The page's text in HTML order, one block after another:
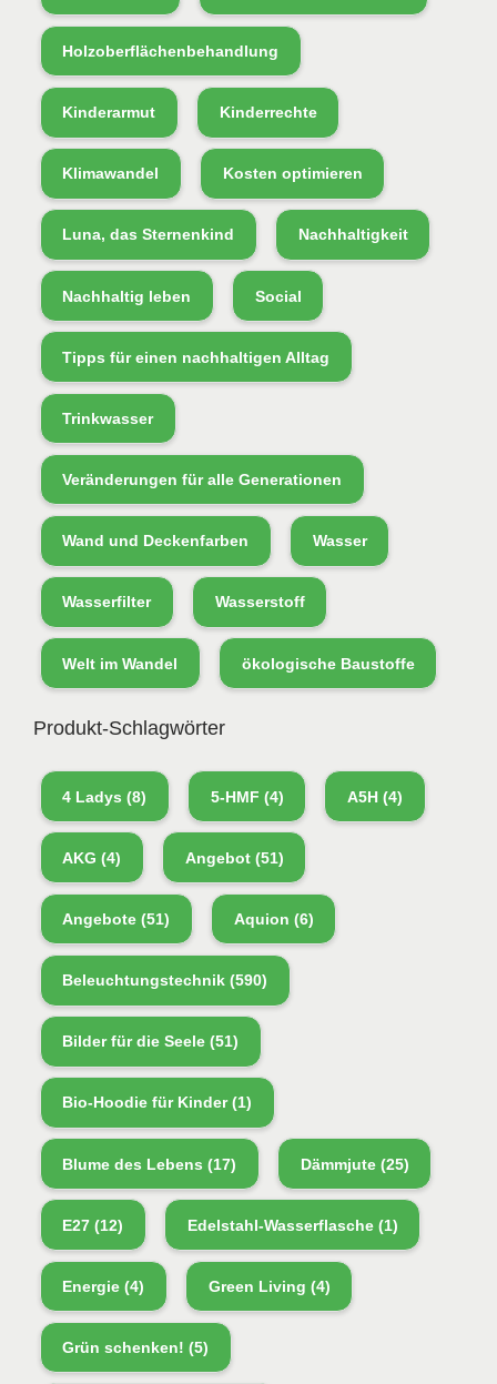
Holzoberflächenbehandlung
Kinderarmut Kinderrechte
Klimawandel Kosten optimieren
Luna, das Sternenkind Nachhaltigkeit
Nachhaltig leben Social
Tipps für einen nachhaltigen Alltag
Trinkwasser
Veränderungen für alle Generationen
Wand und Deckenfarben Wasser
Wasserfilter Wasserstoff
Welt im Wandel ökologische Baustoffe
Produkt-Schlagwörter
4 Ladys (8) 5-HMF (4) A5H(4)
AKG (4) Angebot(51)
Angebote (51) Aquion (6)
Beleuchtungstechnik (590)
Bilder für die Seele (51)
Bio-Hoodie für Kinder(1)
Blume des Lebens (17) Dämmjute(25)
E27 (12) Edelstahl-Wasserflasche(1)
Energie (4) Green Living (4)
Grün schenken! (5)